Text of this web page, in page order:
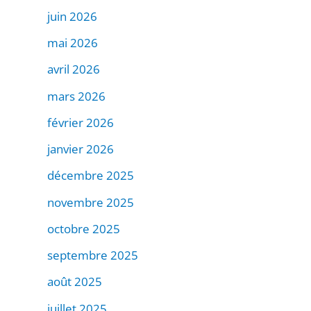
juin 2026
mai 2026
avril 2026
mars 2026
février 2026
janvier 2026
décembre 2025
novembre 2025
octobre 2025
septembre 2025
août 2025